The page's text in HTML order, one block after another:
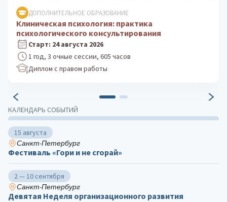
КАЛЕНДАРЬ СОБЫТИЙ
15 августа
Санкт-Петербург
Фестиваль «Гори и не сгорай»
2 — 10 сентября
Санкт-Петербург
Девятая Неделя организационного развития
ДОПОЛНИТЕЛЬНОЕ ОБРАЗОВАНИЕ
Клиническая психология: практика
психологического консультирования
Старт: 24 августа 2026
1 год, 3 очные сессии, 605 часов
Диплом с правом работы